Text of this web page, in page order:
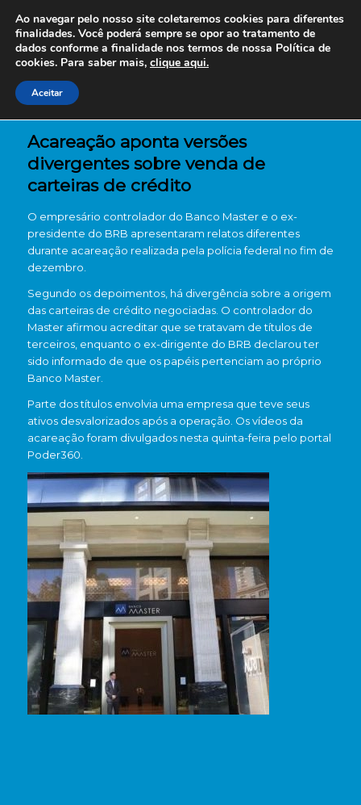
Acareação aponta versões
divergentes sobre venda de
carteiras de crédito
O empresário controlador do Banco Master e o ex-
presidente do BRB apresentaram relatos diferentes
durante acareação realizada pela polícia federal no fim de
dezembro.
Segundo os depoimentos, há divergência sobre a origem
das carteiras de crédito negociadas. O controlador do
Master afirmou acreditar que se tratavam de títulos de
terceiros, enquanto o ex-dirigente do BRB declarou ter
sido informado de que os papéis pertenciam ao próprio
Banco Master.
Parte dos títulos envolvia uma empresa que teve seus
ativos desvalorizados após a operação. Os vídeos da
acareação foram divulgados nesta quinta-feira pelo portal
Poder360.
Ao navegar pelo nosso site coletaremos cookies para diferentes
finalidades. Você poderá sempre se opor ao tratamento de
dados conforme a finalidade nos termos de nossa Política de
cookies. Para saber mais, clique aqui.
Aceitar